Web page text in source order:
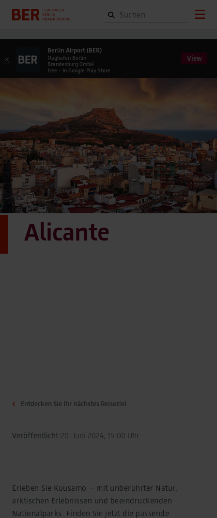
Alicante
Entdecken Sie Ihr nächstes Reiseziel
Veröffentlicht:20. Juni 2024, 15:00 Uhr
Erleben Sie Kuusamo – mit unberührter Natur,
arktischen Erlebnissen und beeindruckenden
Nationalparks. Finden Sie jetzt die passende
×
Berlin Airport (BER)
Flughafen Berlin
Brandenburg GmbH
free - In Google Play Store
View